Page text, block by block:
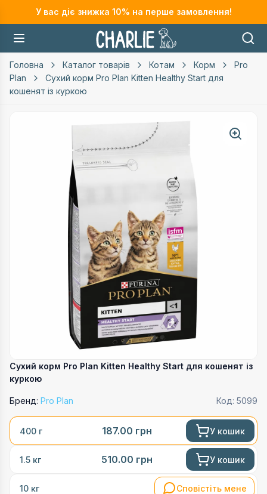
У вас діє знижка 10% на перше замовлення!
Головна Каталог товарів Котам Корм
Pro
Plan
Сухий корм Pro Plan Kitten Healthy Start для
кошенят із куркою
Сухий корм Pro Plan Kitten Healthy Start для кошенят із
куркою
Бренд: Pro Plan Код: 5099
400 г 187.00 грн У кошик
1.5 кг 510.00 грн У кошик
10 кг Сповістіть мене